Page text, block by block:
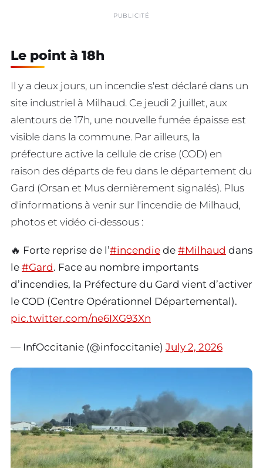
PUBLICITÉ
Le point à 18h
Il y a deux jours, un incendie s'est déclaré dans un
site industriel à Milhaud. Ce jeudi 2 juillet, aux
alentours de 17h, une nouvelle fumée épaisse est
visible dans la commune. Par ailleurs, la
préfecture active la cellule de crise (COD) en
raison des départs de feu dans le département du
Gard (Orsan et Mus dernièrement signalés). Plus
d'informations à venir sur l'incendie de Milhaud,
photos et vidéo ci-dessous :
🔥 Forte reprise de l’#incendie de #Milhaud dans
le #Gard. Face au nombre importants
d’incendies, la Préfecture du Gard vient d’activer
le COD (Centre Opérationnel Départemental).
pic.twitter.com/ne6IXG93Xn
— InfOccitanie (@infoccitanie) July 2, 2026